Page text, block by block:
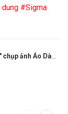
#Sigma
xóa phông mịn màng